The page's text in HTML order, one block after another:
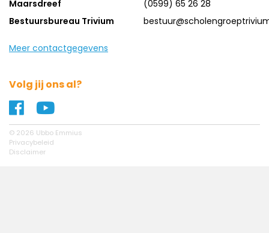
Maarsdreef
(0599) 65 26 28
Bestuursbureau Trivium
Meer contactgegevens
Volg jij ons al?
Naar ons Facebook profiel
© 2026 Ubbo Emmius
Privacybeleid
Disclaimer